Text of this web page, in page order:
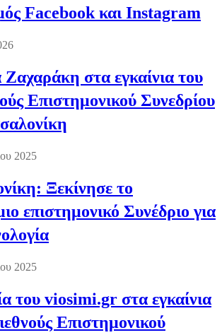
Facebook και Instagram
στα εγκαίνια του
Επιστημονικού Συνεδρίου
2025
Ξεκίνησε το
επιστημονικό Συνέδριο για
2025
του viosimi.gr στα εγκαίνια
Επιστημονικού